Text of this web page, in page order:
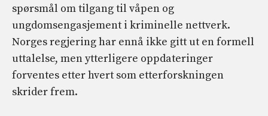
spørsmål om tilgang til våpen og
ungdomsengasjement i kriminelle nettverk.
Norges regjering har ennå ikke gitt ut en formell
uttalelse, men ytterligere oppdateringer
forventes etter hvert som etterforskningen
skrider frem.